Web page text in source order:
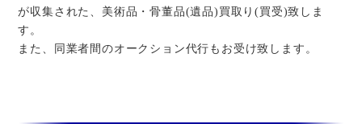
が収集された、美術品・骨董品(遺品)買取り(買受)致しま
す。
また、同業者間のオークション代行もお受け致します。